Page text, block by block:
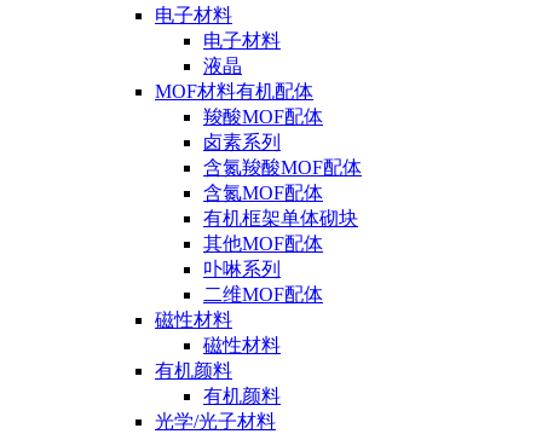
电子材料
电子材料
液晶
MOF材料有机配体
羧酸MOF配体
卤素系列
含氮羧酸MOF配体
含氮MOF配体
有机框架单体砌块
其他MOF配体
卟啉系列
二维MOF配体
磁性材料
磁性材料
有机颜料
有机颜料
光学/光子材料